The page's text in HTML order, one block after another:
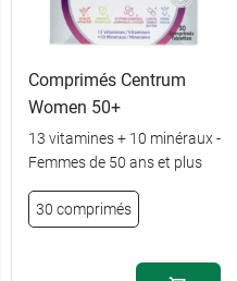
Comprimés Centrum
Women 50+
13 vitamines + 10 minéraux -
Femmes de 50 ans et plus
30 comprimés